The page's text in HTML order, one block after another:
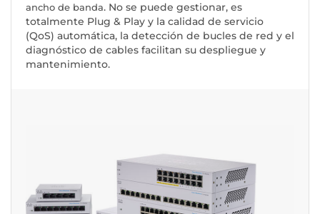
ancho de banda. No se puede gestionar, es
totalmente Plug & Play y la calidad de servicio
(QoS) automática, la detección de bucles de red y el
diagnóstico de cables facilitan su despliegue y
mantenimiento.